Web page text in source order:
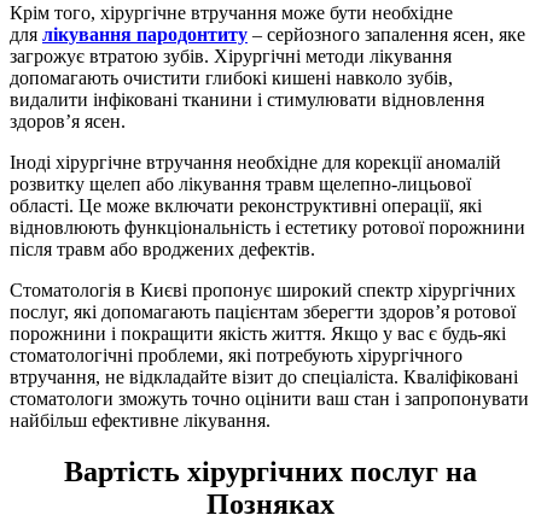
Крім того, хірургічне втручання може бути необхідне
для лікування пародонтиту – серйозного запалення ясен, яке
загрожує втратою зубів. Хірургічні методи лікування
допомагають очистити глибокі кишені навколо зубів,
видалити інфіковані тканини і стимулювати відновлення
здоров’я ясен.
Іноді хірургічне втручання необхідне для корекції аномалій
розвитку щелеп або лікування травм щелепно-лицьової
області. Це може включати реконструктивні операції, які
відновлюють функціональність і естетику ротової порожнини
після травм або вроджених дефектів.
Стоматологія в Києві пропонує широкий спектр хірургічних
послуг, які допомагають пацієнтам зберегти здоров’я ротової
порожнини і покращити якість життя. Якщо у вас є будь-які
стоматологічні проблеми, які потребують хірургічного
втручання, не відкладайте візит до спеціаліста. Кваліфіковані
стоматологи зможуть точно оцінити ваш стан і запропонувати
найбільш ефективне лікування.
Вартість хірургічних послуг на
Позняках